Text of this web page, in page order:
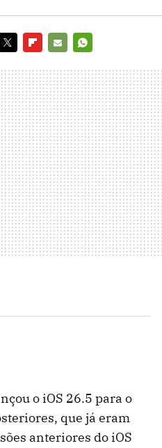
MAIL
o iOS 26.5 para o
que já eram
anteriores do iOS